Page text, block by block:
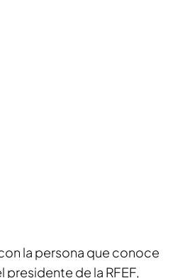
la persona que conoce
de la RFEF,